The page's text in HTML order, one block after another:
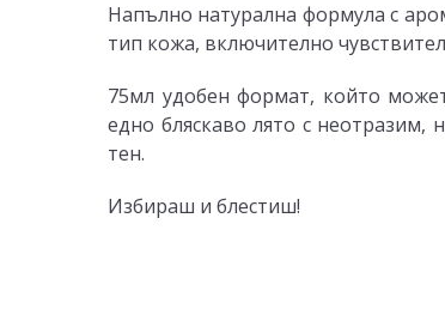
Напълно натурална формула с
тип кожа, включително
75мл удобен формат, който
едно бляскаво лято с неотразим,
тен.
Избираш и блестиш!